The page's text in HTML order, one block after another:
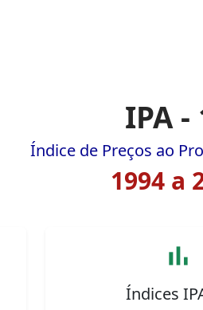
IPA -
Índice de Preços ao
1994 a
bar_chart
Índices